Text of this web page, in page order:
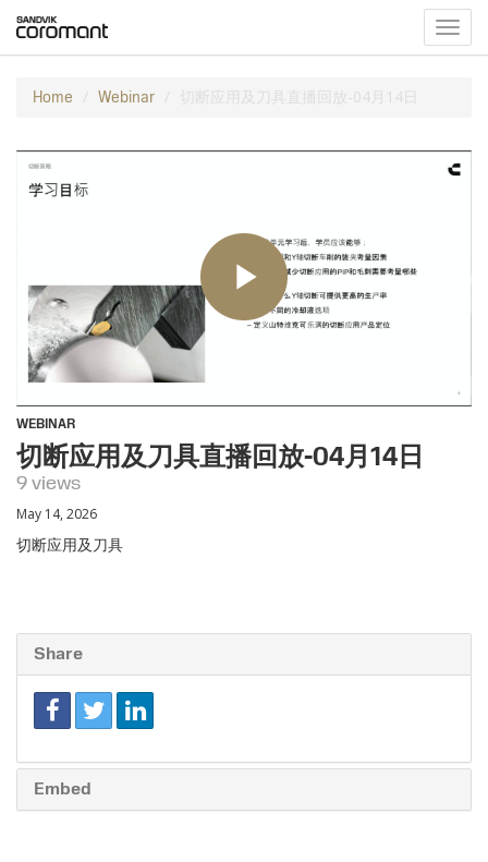
Home Webinar 切断应用及刀具直播回放-04月14日
WEBINAR
切断应用及刀具直播回放-04月14日
9 views
May 14, 2026
切断应用及刀具
Share
Embed